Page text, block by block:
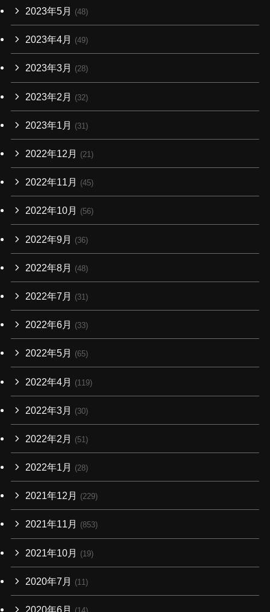
2023年5月 (48)
2023年4月 (49)
2023年3月 (28)
2023年2月 (32)
2023年1月 (31)
2022年12月 (21)
2022年11月 (45)
2022年10月 (56)
2022年9月 (36)
2022年8月 (48)
2022年7月 (31)
2022年6月 (33)
2022年5月 (65)
2022年4月 (119)
2022年3月 (30)
2022年2月 (51)
2022年1月 (28)
2021年12月 (229)
2021年11月 (853)
2021年10月 (19)
2020年7月 (11)
2020年6月